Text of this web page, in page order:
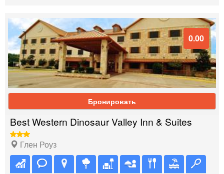
0.00
Бронировать
Best Western Dinosaur Valley Inn & Suites
Глен Роуз